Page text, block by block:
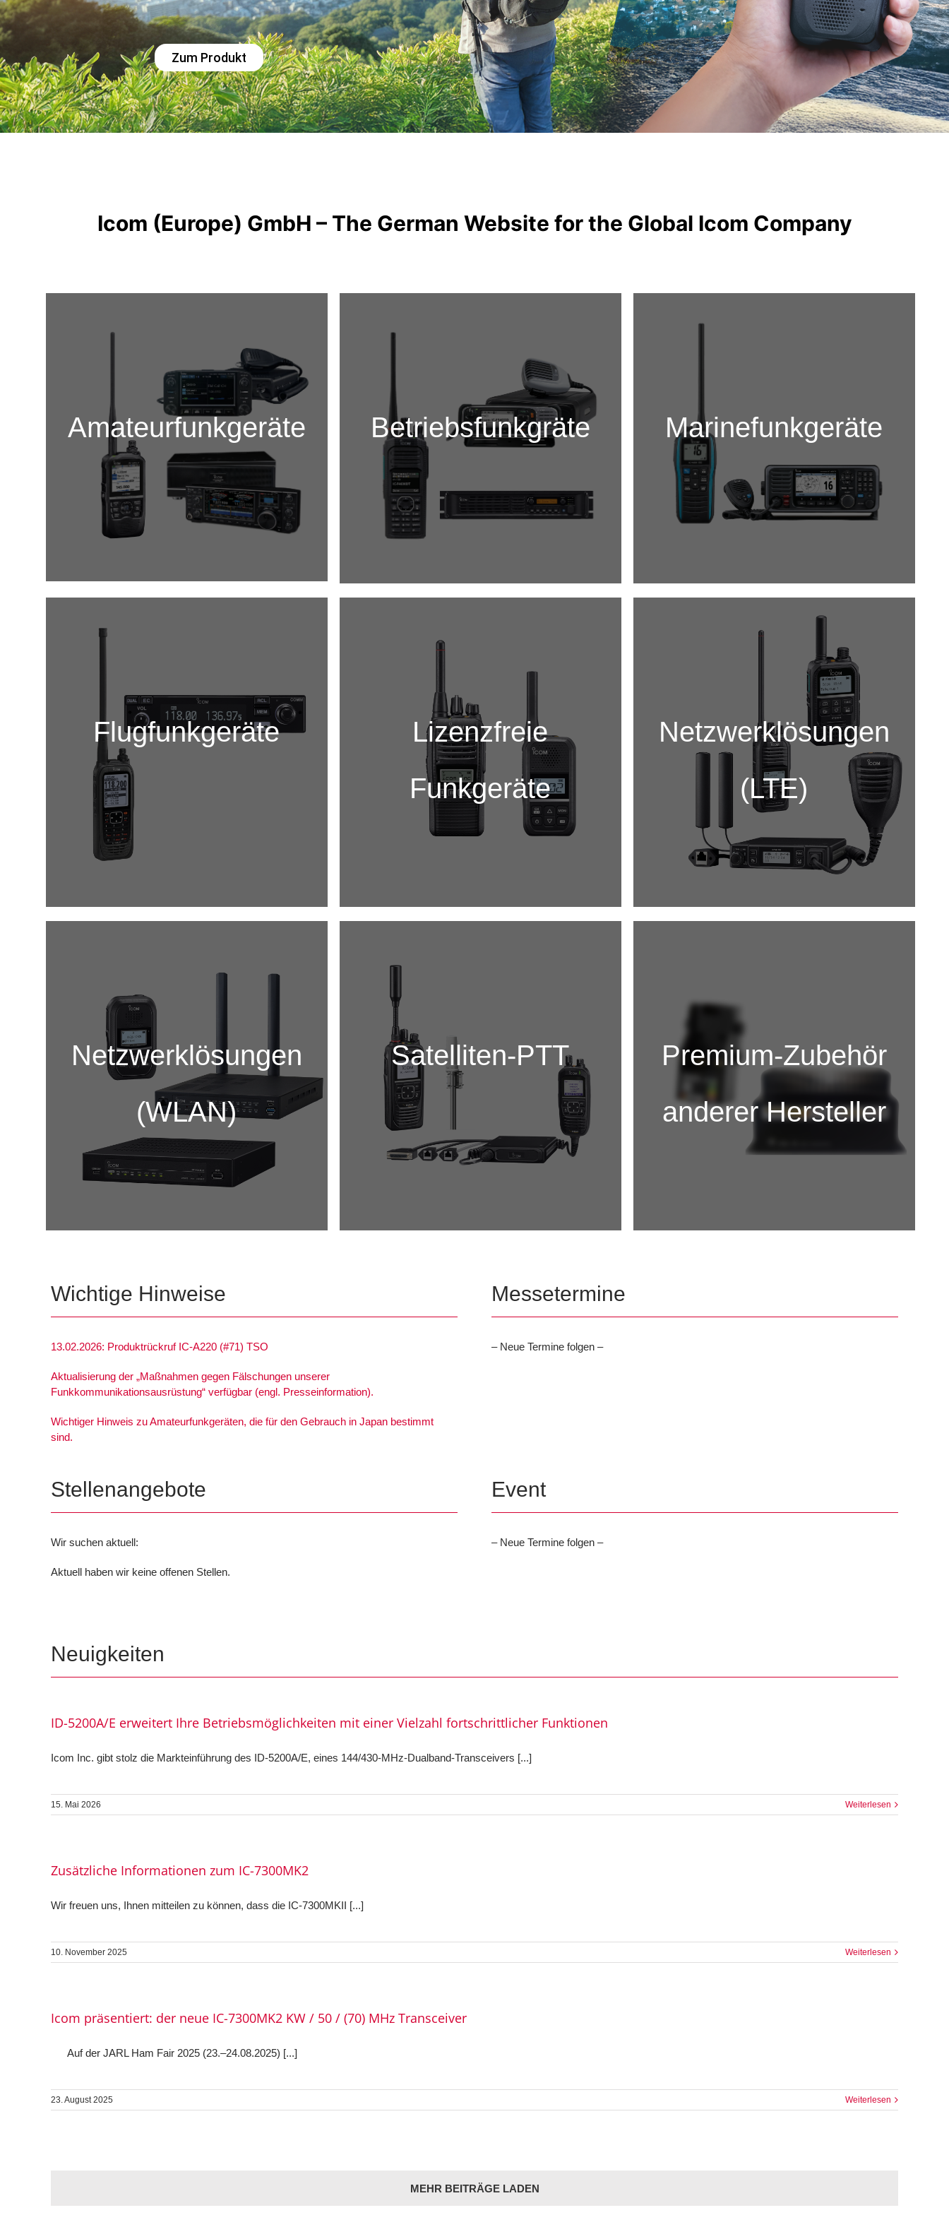
Zum Produkt
Icom (Europe) GmbH – The German Website for the Global Icom Company
Amateurfunkgeräte Betriebsfunkgräte Marinefunkgeräte
Flugfunkgeräte
Lizenzfreie
Funkgeräte
Netzwerklösungen
(LTE)
Netzwerklösungen
(WLAN)
Satelliten-PTT
Premium-Zubehör
anderer Hersteller
Wichtige Hinweise
13.02.2026: Produktrückruf IC-A220 (#71) TSO
Aktualisierung der „Maßnahmen gegen Fälschungen unserer
Funkkommunikationsausrüstung“ verfügbar (engl. Presseinformation).
Wichtiger Hinweis zu Amateurfunkgeräten, die für den Gebrauch in Japan bestimmt
sind.
Messetermine
– Neue Termine folgen –
Stellenangebote
Wir suchen aktuell:
Aktuell haben wir keine offenen Stellen.
Event
– Neue Termine folgen –
Neuigkeiten
ID-5200A/E erweitert Ihre Betriebsmöglichkeiten mit einer Vielzahl fortschrittlicher Funktionen
Icom Inc. gibt stolz die Markteinführung des ID-5200A/E, eines 144/430-MHz-Dualband-Transceivers [...]
15. Mai 2026 Weiterlesen
Zusätzliche Informationen zum IC-7300MK2
Wir freuen uns, Ihnen mitteilen zu können, dass die IC-7300MKII [...]
10. November 2025 Weiterlesen
Icom präsentiert: der neue IC-7300MK2 KW / 50 / (70) MHz Transceiver
Auf der JARL Ham Fair 2025 (23.–24.08.2025) [...]
23. August 2025 Weiterlesen
MEHR BEITRÄGE LADEN